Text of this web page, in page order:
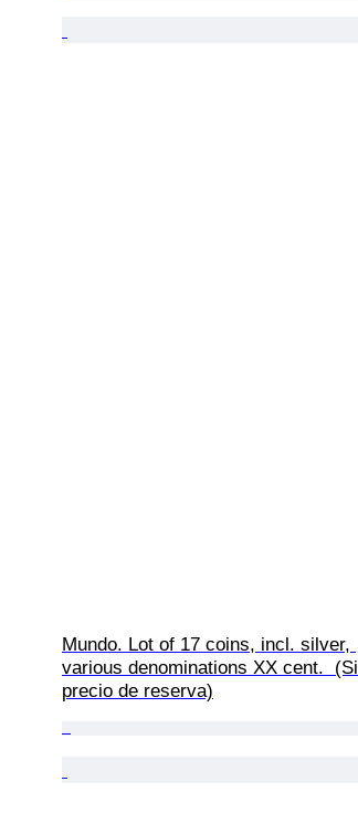
Mundo. Lot of 17 coins, incl. silver,
various denominations XX cent.
precio de reserva)